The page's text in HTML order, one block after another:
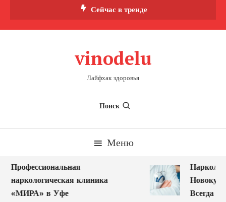
Сейчас в тренде
vinodelu
Лайфхак здоровья
Поиск
Меню
Профессиональная
наркологическая клиника
«МИРА» в Уфе
Нарколог
Всегда